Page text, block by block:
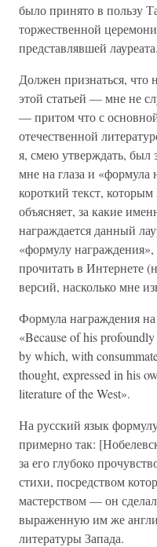
было принято в пользу
торжественной
представлявшей
Должен признаться,
этой статьей — мне не
— притом что с
отечественной
я, смею утверждать, был
мне на глаза и «формула
короткий текст,
объясняет, за какие
награждается данный
«формулу
прочитать в Интернете
версий, насколько мне
Формула награждения на
«Because of his
by which, with
thought, expressed in his
literature of the West».
На русский язык
примерно так:
за его глубоко
стихи, посредством
мастерством — он
выраженную им же
литературы Запада.